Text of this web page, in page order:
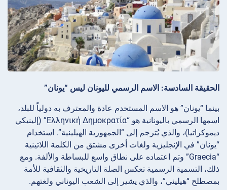
الحقيقة السادسة: الاسم الرسمي لليونان ليس “يونان”
بينما “يونان” هو الاسم المستخدم عادة والمعترف به دولياً للبلد،
اسمها الرسمي باليونانية هو “Ελληνική Δημοκρατία” (إلينيكي
ديموكراتيا)، والذي يُترجم إلى “الجمهورية الهيلينية”. استخدام
“يونان” في الإنجليزية ولغات أخرى مشتق من الكلمة اللاتينية
“Graecia” وتم اعتماده على نطاق واسع للبساطة والألفة. ومع
ذلك، التسمية الرسمية تعكس الصلة التاريخية والثقافية للأمة
بمصطلح “هيليني”، والذي يشير إلى الشعب اليوناني ولغتهم.